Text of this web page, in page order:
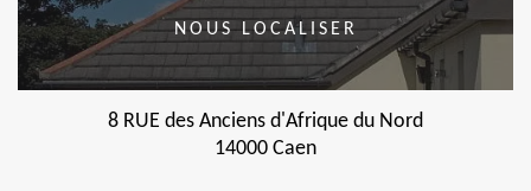
NOUS LOCALISER
8 RUE des Anciens d'Afrique du Nord
14000 Caen